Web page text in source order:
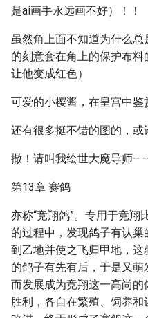
是ai画手永远画不好）！！
虽然角上面不知道为什么
的刻意套在角上的保护布
让他变成红色）
可爱的小樱酱，在皇宫中鉴
还有很多挺不错的图的，或
撒！请叫我绘世大魔导师
第13章 赛鸽
亦称“竞翔鸽”。专用于竞
的过程中，发现鸽子有认
到乙地并使之飞归甲地，
的鸽子有先有后，于是又
而发展成为竞翔这一高尚
胜利，各自在繁殖、饲养